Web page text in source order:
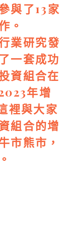
與了13家
。
業研究發
一套成功
資組合在
年增
裡與大家
組合的增
市熊市，